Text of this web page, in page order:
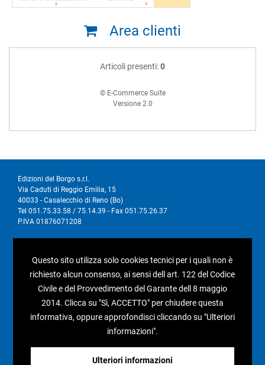
Area clienti
Articoli presenti:0
© E-Commerce Suite
Versione 2.0
Edizioni del Borgo s.r.l.
Via Caduti di Reggio Emilia, 15
40033 - Casalecchio di Reno (Bo)
Tel 051.75.33.58 / 75.14.39 - Fax 051.75.26.37
P.IVA 01876071208
Condizioni generali di vendita
Questo sito utilizza solo cookies tecnici per i quali non è
richiesto alcun consenso, ai sensi dell art. 122 del Codice
Civile e del Provvedimento del Garante dell 8 maggio
2014. Clicca su "Sì, ACCETTO" per chiudere questa
informativa, oppure approfondisci cliccando su "Ulteriori
informazioni".
Ulteriori informazioni